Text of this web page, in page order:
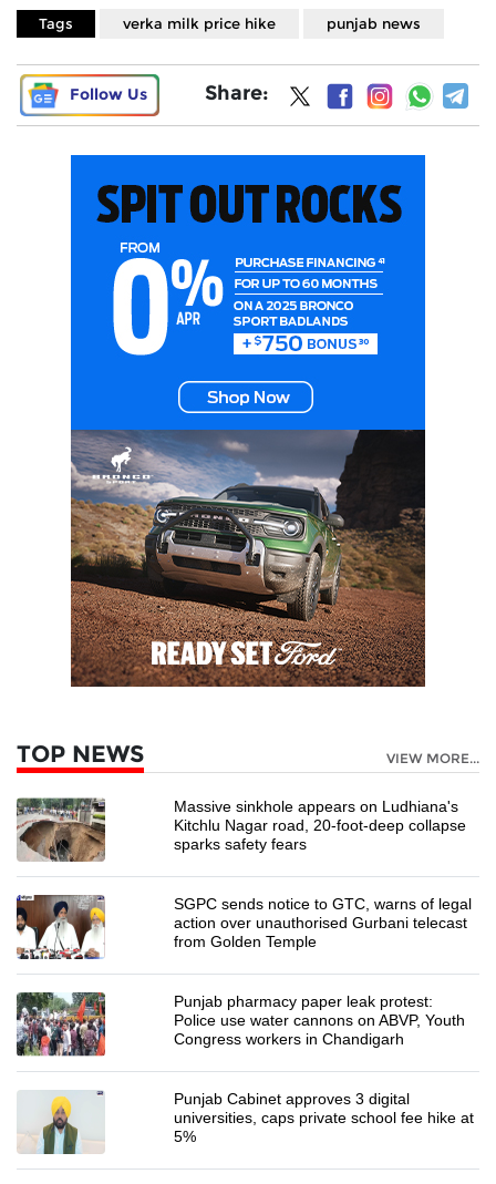
Tags verka milk price hike punjab news
Follow Us Share:
TOP NEWS VIEW MORE...
Massive sinkhole appears on Ludhiana's
Kitchlu Nagar road, 20-foot-deep collapse
sparks safety fears
SGPC sends notice to GTC, warns of legal
action over unauthorised Gurbani telecast
from Golden Temple
Punjab pharmacy paper leak protest:
Police use water cannons on ABVP, Youth
Congress workers in Chandigarh
Punjab Cabinet approves 3 digital
universities, caps private school fee hike at
5%